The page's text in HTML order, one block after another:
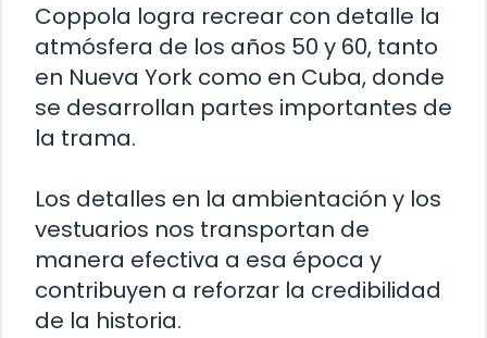
Coppola logra recrear con detalle la
atmósfera de los años 50 y 60, tanto
en Nueva York como en Cuba, donde
se desarrollan partes importantes de
la trama.
Los detalles en la ambientación y los
vestuarios nos transportan de
manera efectiva a esa época y
contribuyen a reforzar la credibilidad
de la historia.